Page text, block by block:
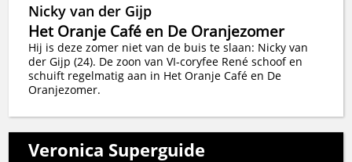
Nicky van der Gijp
Het Oranje Café en De Oranjezomer
Hij is deze zomer niet van de buis te slaan: Nicky van
der Gijp (24). De zoon van VI-coryfee René schoof en
schuift regelmatig aan in Het Oranje Café en De
Oranjezomer.
Veronica Superguide